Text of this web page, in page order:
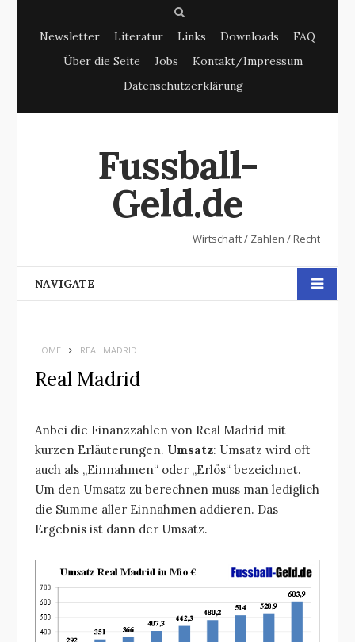
e
r
Newsletter Literatur Links Downloads
FAQ
Über die Seite
Jobs
Kontakt/Impressum
Datenschutzerklärung
Fussball-
Geld.de
Wirtschaft / Zahlen / Recht
NAVIGATE
HOME REAL MADRID
Real Madrid
Anbei die Finanzzahlen von Real Madrid mit
kurzen Erläuterungen. Umsatz: Umsatz wird oft
auch als „Einnahmen“ oder „Erlös“ bezeichnet.
Um den Umsatz zu berechnen muss man lediglich
die Summe aller Einnahmen addieren. Das
Ergebnis ist dann der Umsatz.